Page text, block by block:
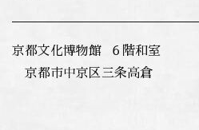
京都文化博物館 ６階和室
京都市中京区三条高倉